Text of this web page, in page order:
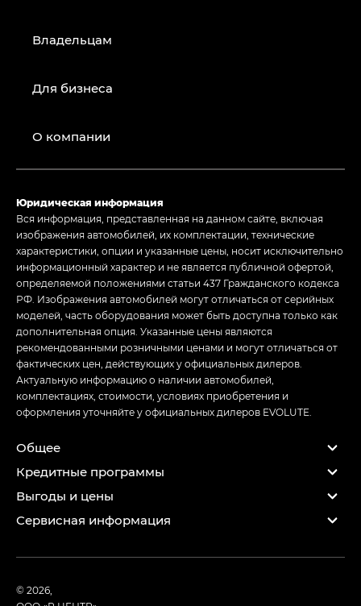
Владельцам
Для бизнеса
О компании
Юридическая информация
Вся информация, представленная на данном сайте, включая
изображения автомобилей, их комплектации, технические
характеристики, опции и указанные цены, носит исключительно
информационный характер и не является публичной офертой,
определяемой положениями статьи 437 Гражданского кодекса
РФ. Изображения автомобилей могут отличаться от серийных
моделей, часть оборудования может быть доступна только как
дополнительная опция. Указанные цены являются
рекомендованными розничными ценами и могут отличаться от
фактических цен, действующих у официальных дилеров.
Актуальную информацию о наличии автомобилей,
комплектациях, стоимости, условиях приобретения и
оформления уточняйте у официальных дилеров EVOLUTE.
Общее
Кредитные программы
Выгоды и цены
Сервисная информация
© 2026,